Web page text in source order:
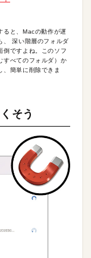
ると、Macの動作が遅
、 深い階層のフォルダ
倒ですよね。このソフ
すべてのフォルダ）か
、簡単に削除できま
そう